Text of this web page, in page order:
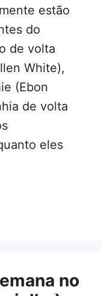
estão
do
de volta
White),
(Ebon
de volta
eles
no